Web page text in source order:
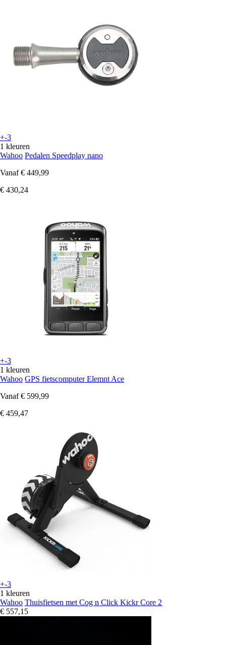
+-3
1 kleuren
Wahoo Pedalen Speedplay nano
Vanaf € 449,99
€ 430,24
+-3
1 kleuren
Wahoo GPS fietscomputer Elemnt Ace
Vanaf € 599,99
€ 459,47
+-3
1 kleuren
Wahoo Thuisfietsen met Cog n Click Kickr Core 2
€ 557,15